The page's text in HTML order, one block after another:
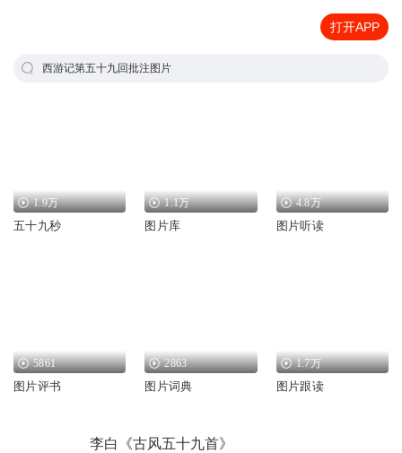
打开APP
西游记第五十九回批注图片
1.9万
五十九秒
1.1万
图片库
4.8万
图片听读
5861
图片评书
2863
图片词典
1.7万
图片跟读
李白《古风五十九首》